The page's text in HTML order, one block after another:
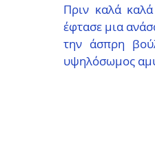
Πριν καλά
έφτασε μια
την άσπρη
υψηλόσωμος